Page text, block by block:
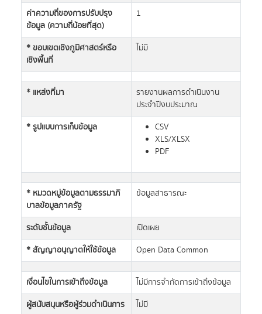
ค่าความถี่ของการปรับปรุง
ข้อมูล (ความถี่น้อยที่สุด)
1
* ขอบเขตเชิงภูมิศาสตร์หรือ
เชิงพื้นที่
ไม่มี
* แหล่งที่มา
รายงานผลการดำเนินงาน
ประจำปีงบประมาณ
* รูปแบบการเก็บข้อมูล
CSV
XLS/XLSX
PDF
* หมวดหมู่ข้อมูลตามธรรมาภิ
บาลข้อมูลภาครัฐ
ข้อมูลสาธารณะ
ระดับชั้นข้อมูล
เปิดเผย
* สัญญาอนุญาตให้ใช้ข้อมูล
Open Data Common
เงื่อนไขในการเข้าถึงข้อมูล
ไม่มีการจำกัดการเข้าถึงข้อมูล
ผู้สนับสนุนหรือผู้ร่วมดำเนินการ
ไม่มี